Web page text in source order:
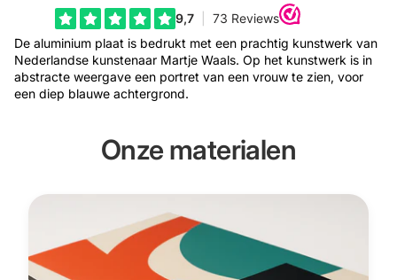
De aluminium plaat is bedrukt met een prachtig kunstwerk van
Nederlandse kunstenaar Martje Waals. Op het kunstwerk is in
abstracte weergave een portret van een vrouw te zien, voor
een diep blauwe achtergrond.
Onze materialen